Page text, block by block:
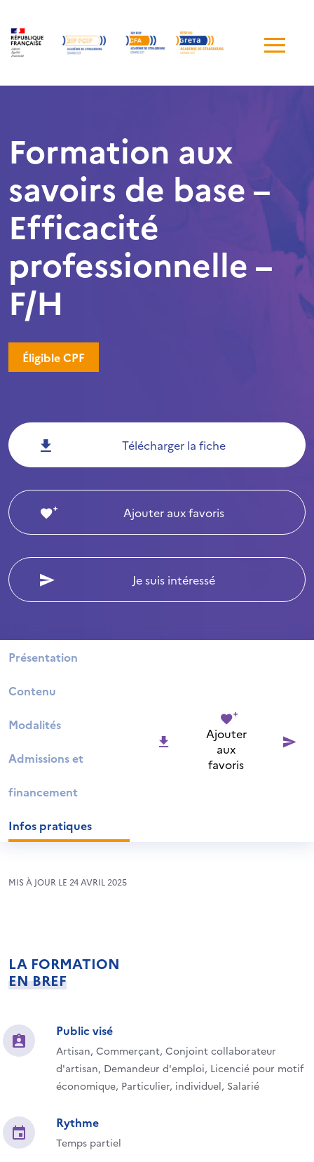
de
Formation aux
savoirs de base –
Efficacité
professionnelle –
F/H
Éligible CPF
Télécharger la fiche
Ajouter aux favoris
Je suis intéressé
Présentation
Contenu
Modalités
Admissions et
financement
Infos pratiques
Ajouter
aux
favoris
MIS À JOUR LE 24 AVRIL 2025
LA FORMATION
EN BREF
Public visé
Artisan, Commerçant, Conjoint collaborateur
d'artisan, Demandeur d'emploi, Licencié pour motif
économique, Particulier, individuel, Salarié
Rythme
Temps partiel